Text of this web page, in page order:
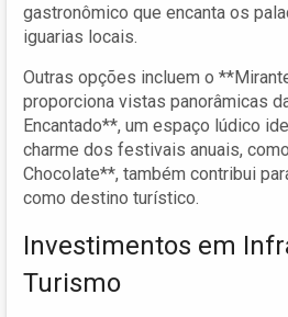
gastronômico que encanta os
iguarias locais.
Outras opções incluem o
proporciona vistas panorâmicas
Encantado**, um espaço lúdico
charme dos festivais anuais,
Chocolate**, também contribui
como destino turístico.
Investimentos em
Turismo